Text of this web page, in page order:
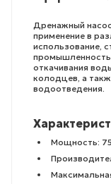
Дренажный насос
применение в
использование,
откачивания
колодцев, а
водоотведения.
Мощность: